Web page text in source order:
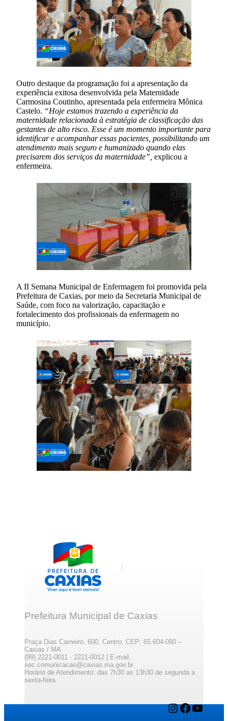
Outro destaque da programação foi a apresentação da
experiência exitosa desenvolvida pela Maternidade
Carmosina Coutinho, apresentada pela enfermeira Mônica
Castelo. “Hoje estamos trazendo a experiência da
maternidade relacionada à estratégia de classificação das
gestantes de alto risco. Esse é um momento importante para
identificar e acompanhar essas pacientes, possibilitando um
atendimento mais seguro e humanizado quando elas
precisarem dos serviços da maternidade”, explicou a
enfermeira.
A II Semana Municipal de Enfermagem foi promovida pela
Prefeitura de Caxias, por meio da Secretaria Municipal de
Saúde, com foco na valorização, capacitação e
fortalecimento dos profissionais da enfermagem no
município.
Prefeitura Municipal de Caxias
Praça Dias Carneiro, 600, Centro, CEP: 65.604-090 –
Caxias / MA
(99) 2221-0011 · 2221-0012 | E-mail:
sec.comunicacao@caxias.ma.gov.br
Horário de Atendimento: das 7h30 as 13h30 de segunda a
sexta-feira
InstagramFacebook YouTube